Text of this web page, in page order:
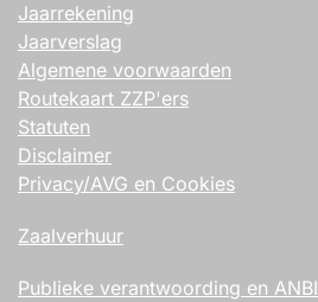
Jaarrekening
Jaarverslag
Algemene voorwaarden
Routekaart ZZP'ers
Statuten
Disclaimer
Privacy/AVG en Cookies
Zaalverhuur
Publieke verantwoording en ANBI